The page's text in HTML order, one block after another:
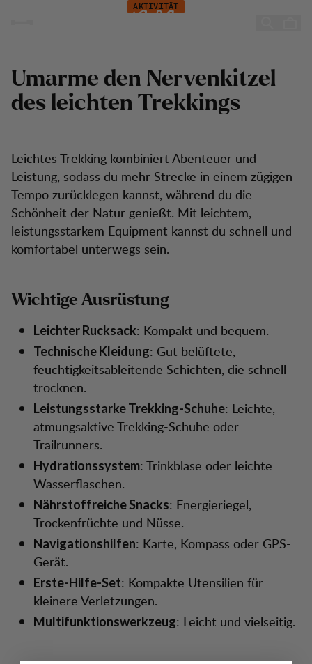
Leichtes & Technisches TrekkingAKTIVITÄT
Umarme den Nervenkitzel
des leichten Trekkings
Leichtes Trekking kombiniert Abenteuer und
Leistung, sodass du mehr Strecke in einem zügigen
Tempo zurücklegen kannst, während du die
Schönheit der Natur genießt. Mit leichtem,
leistungsstarkem Equipment kannst du schnell und
komfortabel unterwegs sein.
Wichtige Ausrüstung
Leichter Rucksack: Kompakt und bequem.
Technische Kleidung: Gut belüftete,
feuchtigkeitsableitende Schichten, die schnell
trocknen.
Leistungsstarke Trekking-Schuhe: Leichte,
atmungsaktive Trekking-Schuhe oder
Trailrunners.
Hydrationssystem: Trinkblase oder leichte
Wasserflaschen.
Nährstoffreiche Snacks: Energieriegel,
Trockenfrüchte und Nüsse.
Navigationshilfen: Karte, Kompass oder GPS-
Gerät.
Erste-Hilfe-Set: Kompakte Utensilien für
kleinere Verletzungen.
Multifunktionswerkzeug: Leicht und vielseitig.